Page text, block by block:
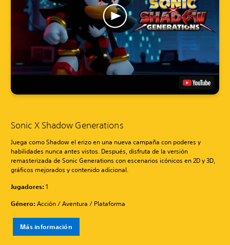
Sonic X Shadow Generations
Juega como Shadow el erizo en una nueva campaña con poderes y
habilidades nunca antes vistos. Después, disfruta de la versión
remasterizada de Sonic Generations con escenarios icónicos en 2D y 3D,
gráficos mejorados y contenido adicional.
Jugadores:1
Género:Acción / Aventura / Plataforma
Más información